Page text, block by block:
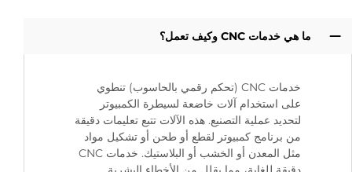
ما هي خدمات CNC وكيف تعمل؟
خدمات CNC (تحكم رقمي بالحاسوب) تنطوي
على استخدام آلات خاضعة لسيطرة الكمبيوتر
لتحديد عملية التصنيع. هذه الآلات تتبع تعليمات دقيقة
من برنامج كمبيوتر لقطع أو طحن أو تشكيل مواد
مثل المعدن أو الخشب أو البلاستيك. خدمات CNC